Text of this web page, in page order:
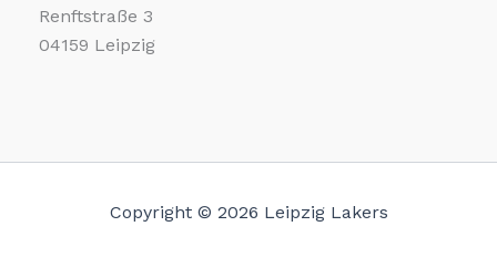
Renftstraße 3
04159 Leipzig
Copyright © 2026 Leipzig Lakers